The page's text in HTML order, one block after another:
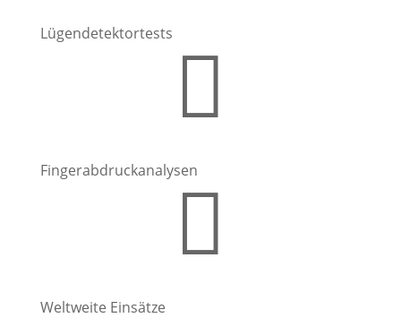
Lügendetektor­tests

Fingerabdruck­analysen

Weltweite Einsätze